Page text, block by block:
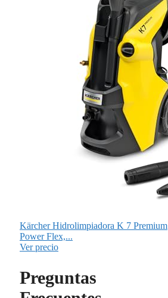
Kärcher Hidrolimpiadora K 7 Premium
Power Flex,...
Ver precio
Preguntas